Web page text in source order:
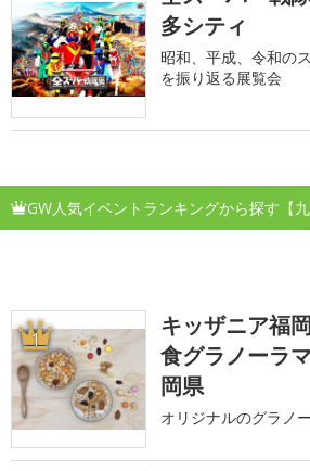
多シティ
昭和、平成、令和の
を振り返る展覧会
GW人気イベントランキングから探す【九
1
キッザニア福
食グラノーラ
岡県
オリジナルのグラノ